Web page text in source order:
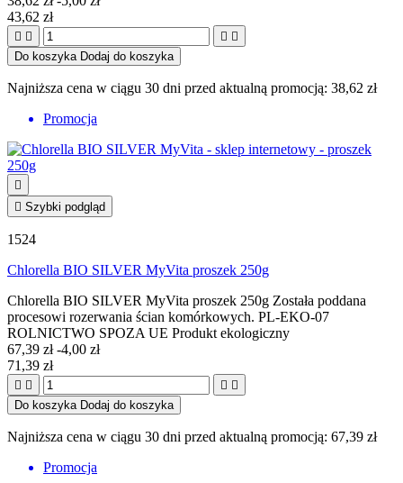
43,62 zł
   
Do koszyka Dodaj do koszyka
Najniższa cena w ciągu 30 dni przed aktualną promocją: 38,62 zł
Promocja

 Szybki podgląd
1524
Chlorella BIO SILVER MyVita proszek 250g
Chlorella BIO SILVER MyVita proszek 250g Została poddana
procesowi rozerwania ścian komórkowych. PL-EKO-07
ROLNICTWO SPOZA UE Produkt ekologiczny
67,39 zł-4,00 zł
71,39 zł
   
Do koszyka Dodaj do koszyka
Najniższa cena w ciągu 30 dni przed aktualną promocją: 67,39 zł
Promocja